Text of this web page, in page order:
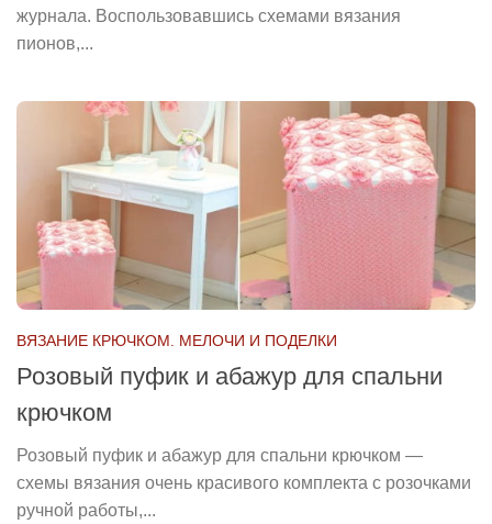
журнала. Воспользовавшись схемами вязания
пионов,...
ВЯЗАНИЕ КРЮЧКОМ. МЕЛОЧИ И ПОДЕЛКИ
Розовый пуфик и абажур для спальни
крючком
Розовый пуфик и абажур для спальни крючком —
схемы вязания очень красивого комплекта с розочками
ручной работы,...